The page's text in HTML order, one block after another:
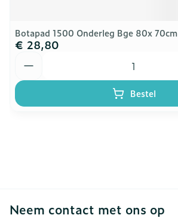
Botapad 1500 Onderleg Bge 80x 70cm
€ 28,80
Bestel
Neem contact met ons op